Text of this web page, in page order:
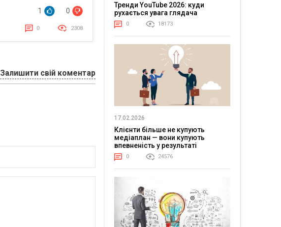
1 0
0 2308
Залишити свій коментар
Тренди YouTube 2026: куди
рухається увага глядача
0 18173
17.02.2026
Клієнти більше не купують
медіаплан — вони купують
впевненість у результаті
0 24576